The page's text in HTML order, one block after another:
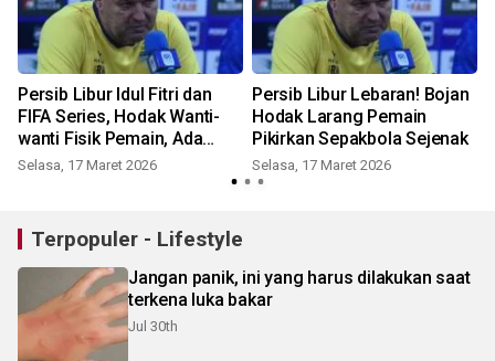
Persib Libur Idul Fitri dan
FIFA Series, Hodak Wanti-
wanti Fisik Pemain, Ada
Apa?
Selasa, 17 Maret 2026
Persib Libur Lebaran! Bojan
Hodak Larang Pemain
Pikirkan Sepakbola Sejenak
Selasa, 17 Maret 2026
Terpopuler - Lifestyle
Jangan panik, ini yang harus dilakukan saat
terkena luka bakar
Jul 30th